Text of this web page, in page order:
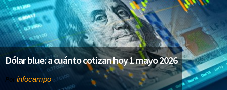
Dólar blue: a cuánto cotizan hoy 1 mayo 2026
Por infocampo